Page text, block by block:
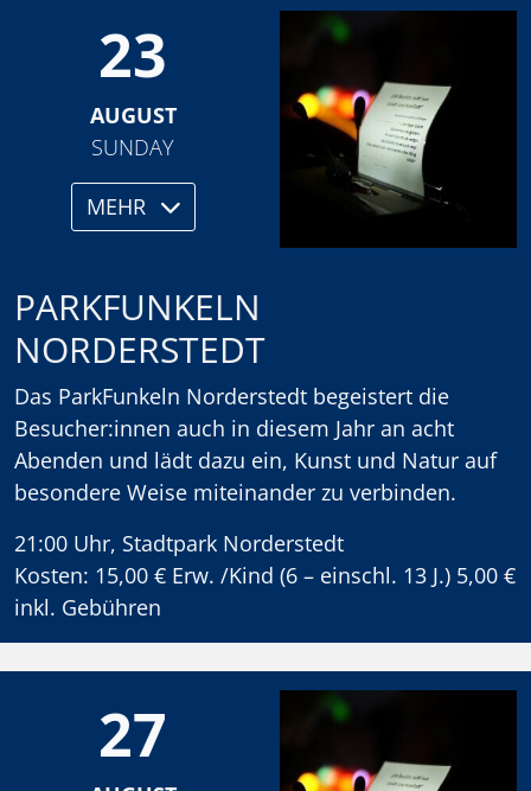
23
AUGUST
SUNDAY
MEHR
PARKFUNKELN
NORDERSTEDT
Das ParkFunkeln Norderstedt begeistert die
Besucher:innen auch in diesem Jahr an acht
Abenden und lädt dazu ein, Kunst und Natur auf
besondere Weise miteinander zu verbinden.
21:00 Uhr, Stadtpark Norderstedt
Kosten: 15,00 € Erw. /Kind (6 – einschl. 13 J.) 5,00 €
inkl. Gebühren
27